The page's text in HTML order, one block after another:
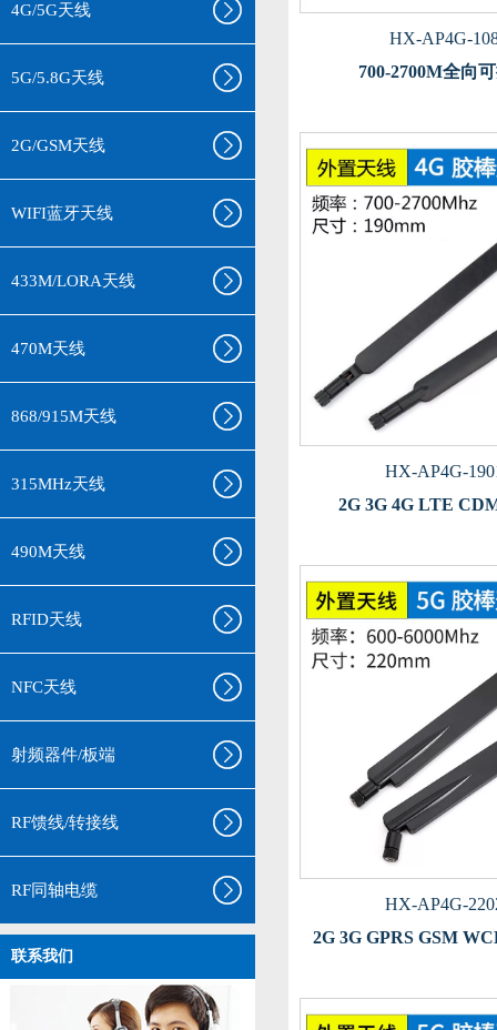
4G/5G天线
5G/5.8G天线
2G/GSM天线
WIFI蓝牙天线
433M/LORA天线
470M天线
868/915M天线
315MHz天线
490M天线
RFID天线
NFC天线
射频器件/板端
RF馈线/转接线
RF同轴电缆
联系我们
HX-AP4G-
700-2700M全向
HX-AP4G-
2G 3G 4G LTE
HX-AP4G-
2G 3G GPRS GSM